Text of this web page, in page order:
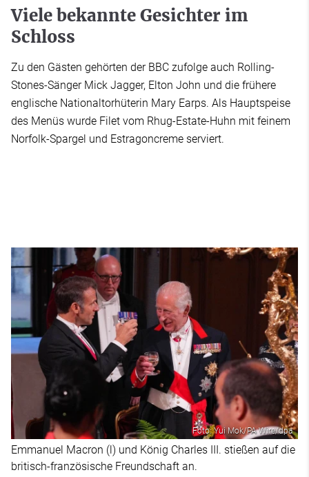
Viele bekannte Gesichter im
Schloss
Zu den Gästen gehörten der BBC zufolge auch Rolling-
Stones-Sänger Mick Jagger, Elton John und die frühere
englische Nationaltorhüterin Mary Earps. Als Hauptspeise
des Menüs wurde Filet vom Rhug-Estate-Huhn mit feinem
Norfolk-Spargel und Estragoncreme serviert.
Foto: Yui Mok/PA Wire/dpa
Emmanuel Macron (l) und König Charles III. stießen auf die
britisch-französische Freundschaft an.